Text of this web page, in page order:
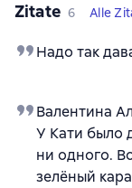
Zitate 6 Alle
Надо так
Валентина
У Кати было
ни одного.
зелёный